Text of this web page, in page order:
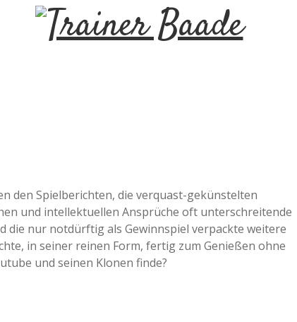
T
n
e
r
den Spielberichten, die verquast-gekünstelten
und intellektuellen Ansprüche oft unterschreitende
nur notdürftig als Gewinnspiel verpackte weitere
in seiner reinen Form, fertig zum Genießen ohne
und seinen Klonen finde?